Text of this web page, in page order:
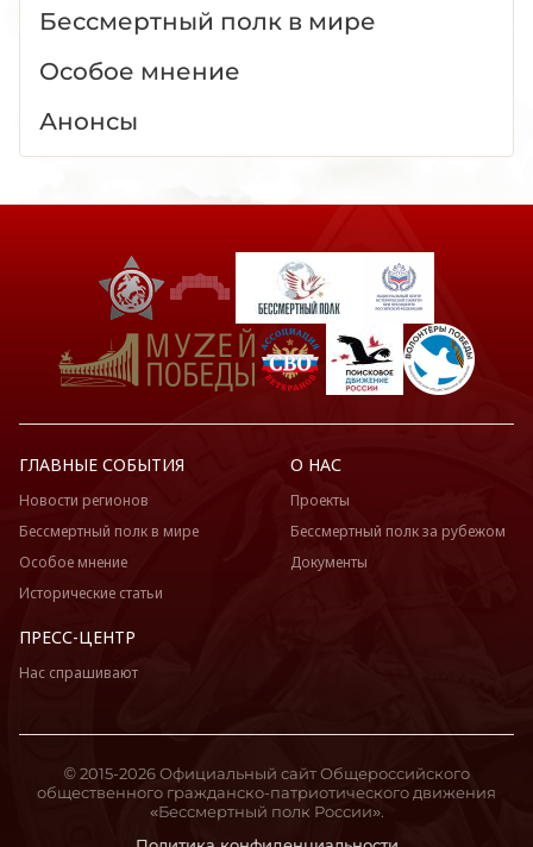
Бессмертный полк в мире
Особое мнение
Анонсы
ГЛАВНЫЕ СОБЫТИЯ
Новости регионов
Бессмертный полк в мире
Особое мнение
Исторические статьи
О НАС
Проекты
Бессмертный полк за рубежом
Документы
ПРЕСС-ЦЕНТР
Нас спрашивают
© 2015-2026 Официальный сайт Общероссийского
общественного гражданско-патриотического движения
«Бессмертный полк России».